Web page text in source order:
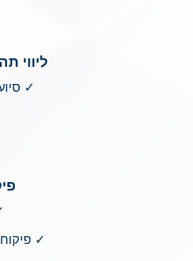
ליווי
✓
✓